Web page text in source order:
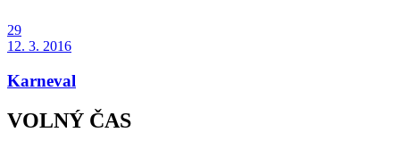
29
12. 3. 2016
Karneval
VOLNÝ ČAS